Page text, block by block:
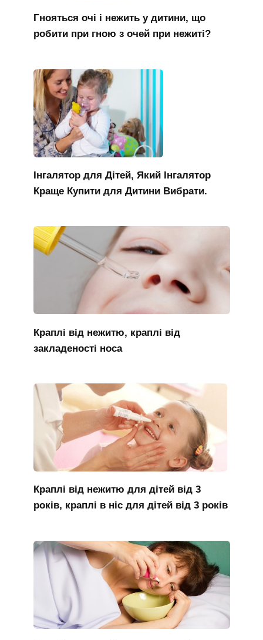
Гнояться очі і нежить у дитини, що
робити при гною з очей при нежиті?
Інгалятор для Дітей, Який Інгалятор
Краще Купити для Дитини Вибрати.
Краплі від нежитю, краплі від
закладеності носа
Краплі від нежитю для дітей від 3
років, краплі в ніс для дітей від 3 років